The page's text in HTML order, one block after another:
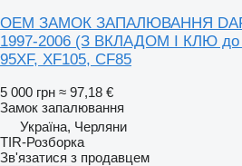
OEM ЗАМОК ЗАПАЛЮВАННЯ DAF
1997-2006 (З ВКЛАДОМ І КЛЮ до
95XF, XF105, CF85
5 000 грн ≈ 97,18 €
Замок запалювання
Україна, Черляни
TIR-Розборка
Зв'язатися з продавцем